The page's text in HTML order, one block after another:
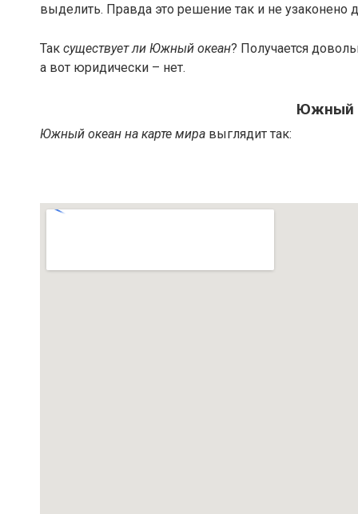
выделить. Правда это решение так и не узаконено
Так существует ли Южный океан? Получается
а вот юридически – нет.
Южный
Южный океан на карте мира выглядит так: